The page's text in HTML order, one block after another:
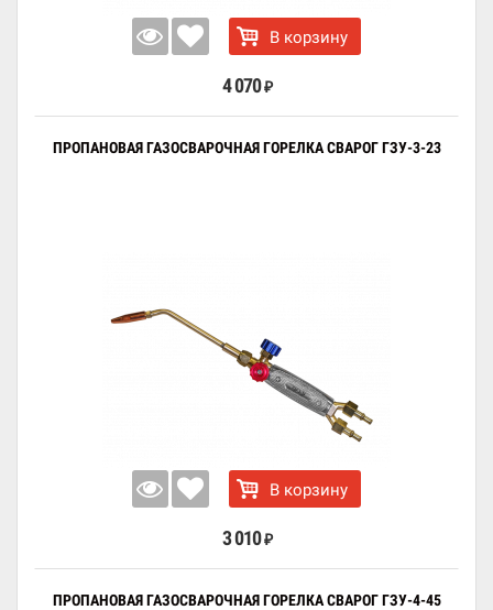
В корзину
4 070 ₽
ПРОПАНОВАЯ ГАЗОСВАРОЧНАЯ ГОРЕЛКА СВАРОГ ГЗУ-3-23
В корзину
3 010 ₽
ПРОПАНОВАЯ ГАЗОСВАРОЧНАЯ ГОРЕЛКА СВАРОГ ГЗУ-4-45